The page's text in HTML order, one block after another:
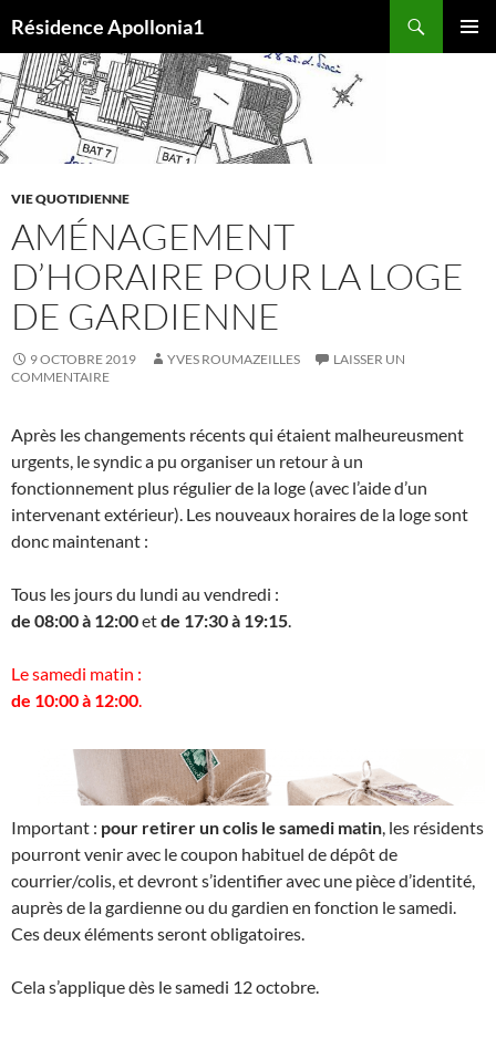
au
contenu
Résidence Apollonia1
VIE QUOTIDIENNE
AMÉNAGEMENT
D’HORAIRE POUR LA LOGE
DE GARDIENNE
9 OCTOBRE 2019 YVES ROUMAZEILLES
LAISSER UN
COMMENTAIRE
Après les changements récents qui étaient malheureusment
urgents, le syndic a pu organiser un retour à un
fonctionnement plus régulier de la loge (avec l’aide d’un
intervenant extérieur). Les nouveaux horaires de la loge sont
donc maintenant :
Tous les jours du lundi au vendredi :
de 08:00 à 12:00etde 17:30 à 19:15.
Le samedi matin :
de 10:00 à 12:00.
Important : pour retirer un colis le samedi matin, les résidents
pourront venir avec le coupon habituel de dépôt de
courrier/colis, et devront s’identifier avec une pièce d’identité,
auprès de la gardienne ou du gardien en fonction le samedi.
Ces deux éléments seront obligatoires.
Cela s’applique dès le samedi 12 octobre.